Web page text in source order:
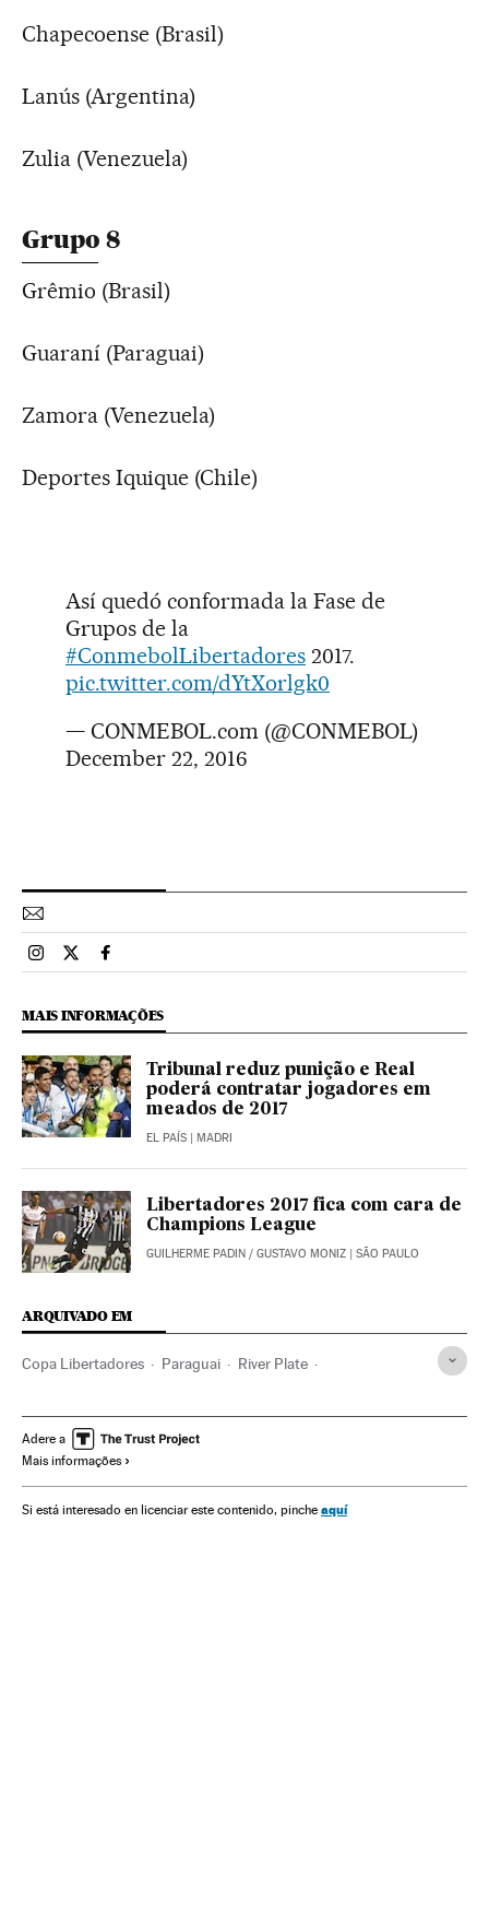
Chapecoense (Brasil)
Lanús (Argentina)
Zulia (Venezuela)
Grupo 8
Grêmio (Brasil)
Guaraní (Paraguai)
Zamora (Venezuela)
Deportes Iquique (Chile)
Así quedó conformada la Fase de
Grupos de la
#ConmebolLibertadores 2017.
pic.twitter.com/dYtXorlgk0
— CONMEBOL.com (@CONMEBOL)
December 22, 2016
Esportes El País Brasil en Instagram
Esportes El País Brasil en Twitter
Esportes El País Brasil en Facebook
MAIS INFORMAÇÕES
Tribunal reduz punição e Real
poderá contratar jogadores em
meados de 2017
EL PAÍS | MADRI
Libertadores 2017 fica com cara de
Champions League
GUILHERME PADIN / GUSTAVO MONIZ | SÃO PAULO
ARQUIVADO EM
Copa Libertadores Paraguai River Plate
Chapecoense Chile Colômbia
Federaciones deportivas
Competições Organizações desportivas América do Sul
Adere a
Mais informações
Si está interesado en licenciar este contenido, pinche aquí